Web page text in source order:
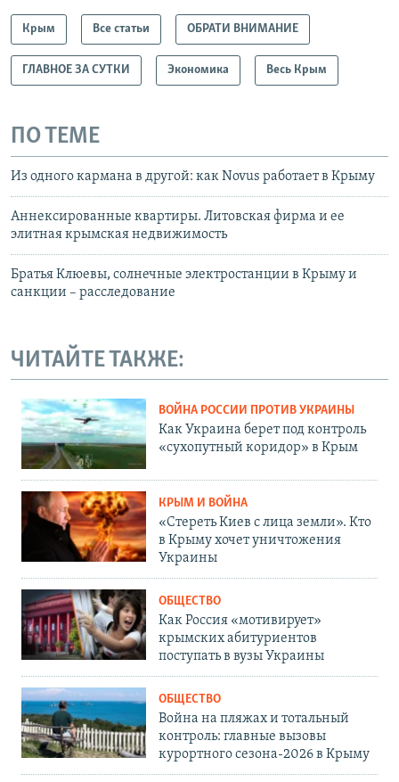
Крым Все статьи ОБРАТИ ВНИМАНИЕ
ГЛАВНОЕ ЗА СУТКИ Экономика Весь Крым
ПО ТЕМЕ
Из одного кармана в другой: как Novus работает в Крыму
Аннексированные квартиры. Литовская фирма и ее
элитная крымская недвижимость
Братья Клюевы, солнечные электростанции в Крыму и
санкции – расследование
ЧИТАЙТЕ ТАКЖЕ:
ВОЙНА РОССИИ ПРОТИВ УКРАИНЫ
Как Украина берет под контроль
«сухопутный коридор» в Крым
КРЫМ И ВОЙНА
«Стереть Киев с лица земли». Кто
в Крыму хочет уничтожения
Украины
ОБЩЕСТВО
Как Россия «мотивирует»
крымских абитуриентов
поступать в вузы Украины
ОБЩЕСТВО
Война на пляжах и тотальный
контроль: главные вызовы
курортного сезона-2026 в Крыму